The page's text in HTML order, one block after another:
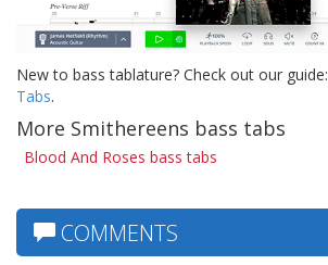
New to bass tablature? Check out our guide:
Tabs.
More Smithereens bass tabs
Blood And Roses bass tabs
COMMENTS